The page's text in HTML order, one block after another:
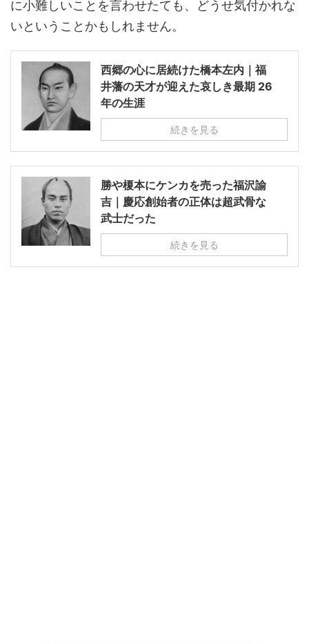
に小難しいことを言わせたても、どうせ気付かれな
いということかもしれません。
西郷の心に居続けた橋本左内｜福
井藩の天才が迎えた哀しき最期 26
年の生涯
続きを見る
勝や榎本にケンカを売った福沢諭
吉｜慶応創始者の正体は超武骨な
武士だった
続きを見る